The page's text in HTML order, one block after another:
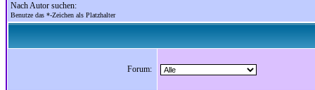
Nach Autor suchen:
Benutze das *-Zeichen als Platzhalter
Forum: